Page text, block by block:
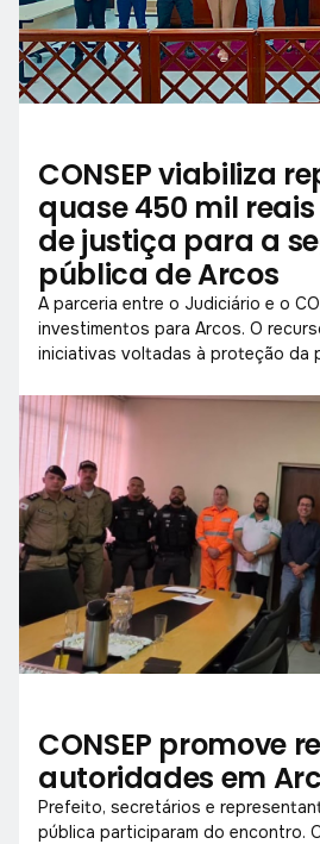
CONSEP viabiliza
quase 450 mil
de justiça para a
pública de Arcos
A parceria entre o Judiciário e o
investimentos para Arcos. O
iniciativas voltadas à proteção da
CONSEP promove
autoridades em
Prefeito, secretários e
pública participaram do encontro.